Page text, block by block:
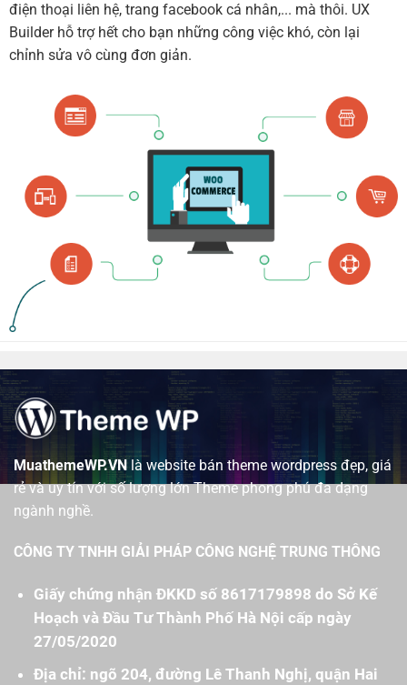
điện thoại liên hệ, trang facebook cá nhân,... mà thôi. UX
Builder hỗ trợ hết cho bạn những công việc khó, còn lại
chỉnh sửa vô cùng đơn giản.
MuathemeWP.VNlà website bán theme wordpress đẹp, giá
rẻ và uy tín với số lượng lớn Theme phong phú đa dạng
ngành nghề.
CÔNG TY TNHH GIẢI PHÁP CÔNG NGHỆ TRUNG THÔNG
Giấy chứng nhận ĐKKD số 8617179898 do Sở Kế
Hoạch và Đầu Tư Thành Phố Hà Nội cấp ngày
27/05/2020
Địa chỉ: ngõ 204, đường Lê Thanh Nghị, quận Hai